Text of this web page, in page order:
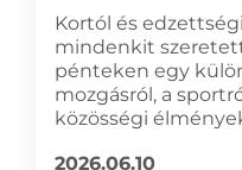
Kortól és
mindenkit
pénteken egy
mozgásról, a
közösségi
2026.06.10